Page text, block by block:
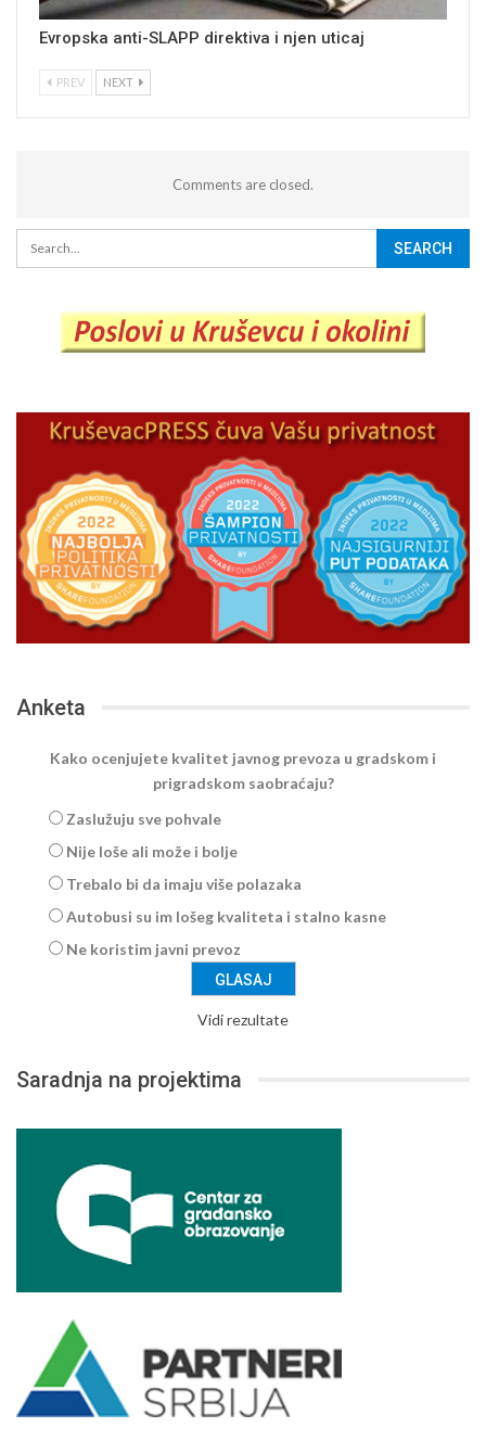
Evropska anti-SLAPP direktiva i njen uticaj
PREV NEXT
Comments are closed.
Anketa
Kako ocenjujete kvalitet javnog prevoza u gradskom i
prigradskom saobraćaju?
Zaslužuju sve pohvale
Nije loše ali može i bolje
Trebalo bi da imaju više polazaka
Autobusi su im lošeg kvaliteta i stalno kasne
Ne koristim javni prevoz
Vidi rezultate
Saradnja na projektima